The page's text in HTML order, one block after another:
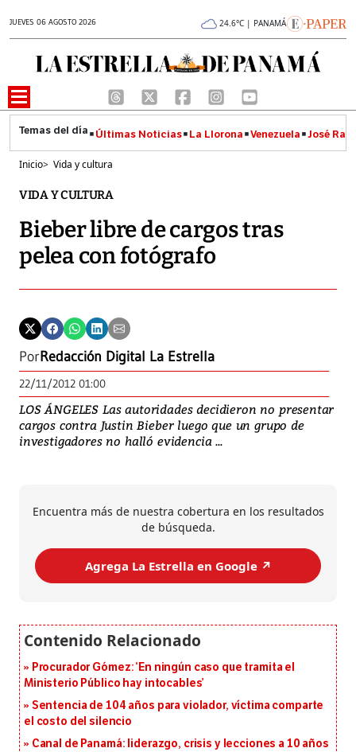
JUEVES 06 AGOSTO 2026 24.6°C | PANAMÁ
Últimas Noticias La Llorona Venezuela José
Inicio> Vida y cultura
VIDA Y CULTURA
Bieber libre de cargos tras
pelea con fotógrafo
PorRedacción Digital La Estrella
22/11/2012 01:00
LOS ÁNGELES Las autoridades decidieron no presentar
cargos contra Justin Bieber luego que un grupo de
investigadores no halló evidencia ...
Encuentra más de nuestra cobertura en los resultados
de búsqueda.
Agrega La Estrella en Google ↗️
Procurador Gómez: ‘En ningún caso que tramita el
Ministerio Público hay intocables’
Sentencia de 104 años para violador, víctima comparte
el costo del silencio
Canal de Panamá: liderazgo, crisis y lecciones a 10 años